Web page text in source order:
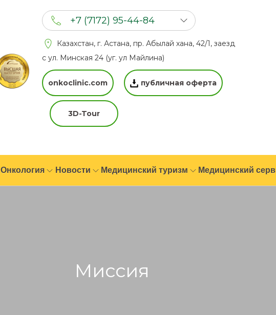
+7 (7172) 95-44-84
+7 (702) 201 94 44
+7 (777) 201 44 44
Казахстан, г. Астана, пр. Абылай хана, 42/1, заезд
с ул. Минская 24 (уг. ул Майлина)
onkoclinic.com публичная оферта
3D-Tour
Онкология Новости Медицинский туризм Медицинский
Миссия